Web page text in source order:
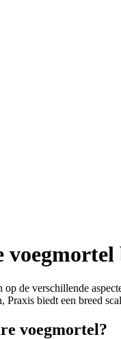
de verschillende
biedt een breed
voegmortel?